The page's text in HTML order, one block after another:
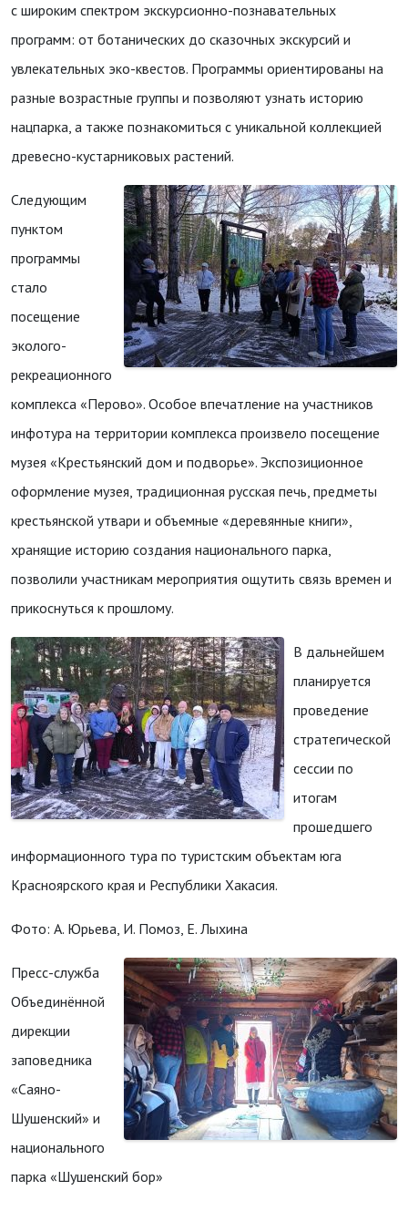
с широким спектром экскурсионно-познавательных
программ: от ботанических до сказочных экскурсий и
увлекательных эко-квестов. Программы ориентированы на
разные возрастные группы и позволяют узнать историю
нацпарка, а также познакомиться с уникальной коллекцией
древесно-кустарниковых растений.
Следующим
пунктом
программы
стало
посещение
эколого-
рекреационного
комплекса «Перово». Особое впечатление на участников
инфотура на территории комплекса произвело посещение
музея «Крестьянский дом и подворье». Экспозиционное
оформление музея, традиционная русская печь, предметы
крестьянской утвари и объемные «деревянные книги»,
хранящие историю создания национального парка,
позволили участникам мероприятия ощутить связь времен и
прикоснуться к прошлому.
В дальнейшем
планируется
проведение
стратегической
сессии по
итогам
прошедшего
информационного тура по туристским объектам юга
Красноярского края и Республики Хакасия.
Фото: А. Юрьева, И. Помоз, Е. Лыхина
Пресс-служба
Объединённой
дирекции
заповедника
«Саяно-
Шушенский» и
национального
парка «Шушенский бор»